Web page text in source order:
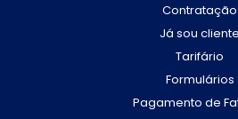
Contratação
Já sou cliente
Tarifário
Formulários
Pagamento de